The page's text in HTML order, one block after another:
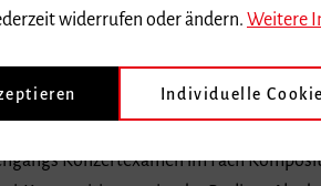
Konzertexamen im Fach
widerrufen oder ändern. Weitere
Individuelle